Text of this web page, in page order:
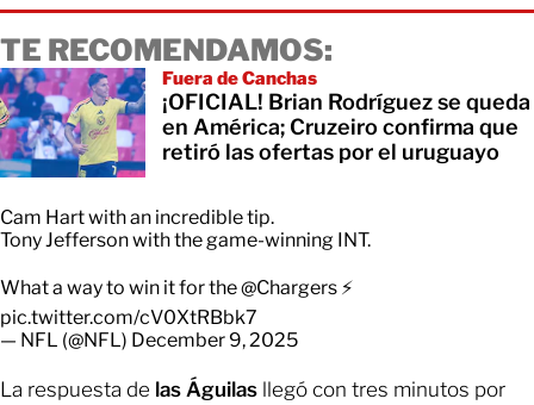
TE RECOMENDAMOS:
Fuera de Canchas
¡OFICIAL! Brian Rodríguez se queda
en América; Cruzeiro confirma que
retiró las ofertas por el uruguayo
Cam Hart with an incredible tip.
Tony Jefferson with the game-winning INT.
What a way to win it for the@Chargers ⚡️
pic.twitter.com/cV0XtRBbk7
— NFL (@NFL) December 9, 2025
La respuesta de las Águilas llegó con tres minutos por